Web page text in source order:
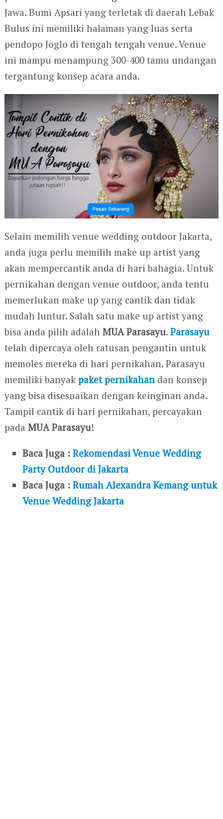
Jawa. Bumi Apsari yang terletak di daerah Lebak
Bulus ini memiliki halaman yang luas serta
pendopo Joglo di tengah tengah venue. Venue
ini mampu menampung 300-400 tamu undangan
tergantung konsep acara anda.
Selain memilih venue wedding outdoor Jakarta,
anda juga perlu memilih make up artist yang
akan mempercantik anda di hari bahagia. Untuk
pernikahan dengan venue outdoor, anda tentu
memerlukan make up yang cantik dan tidak
mudah luntur. Salah satu make up artist yang
bisa anda pilih adalah MUA Parasayu. Parasayu
telah dipercaya oleh ratusan pengantin untuk
memoles mereka di hari pernikahan. Parasayu
memiliki banyak paket pernikahandan konsep
yang bisa disesuaikan dengan keinginan anda.
Tampil cantik di hari pernikahan, percayakan
pada MUA Parasayu!
Baca Juga :Rekomendasi Venue Wedding
Party Outdoor di Jakarta
Baca Juga :Rumah Alexandra Kemang untuk
Venue Wedding Jakarta